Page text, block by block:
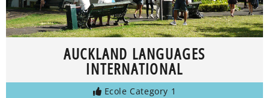
AUCKLAND LANGUAGES
INTERNATIONAL
Ecole Category 1